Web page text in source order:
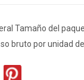
Tamaño del
bruto por unidad